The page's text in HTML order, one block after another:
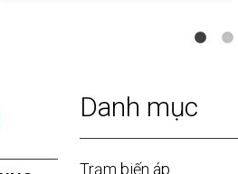
Danh mục
Trạm biến áp